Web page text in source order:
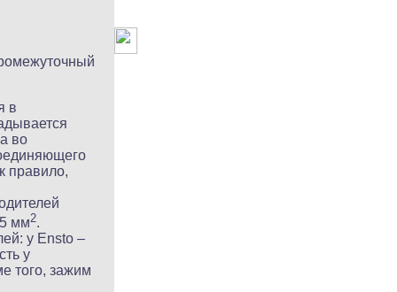
в
во
правило,
мм2.
у Ensto –
у
того, зажим